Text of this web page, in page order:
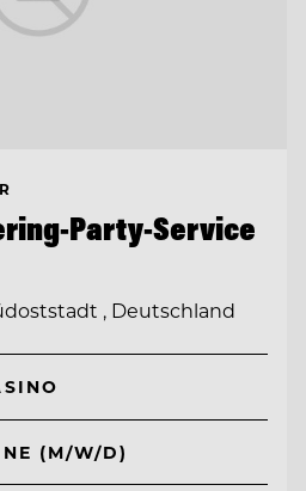
Party-Service
, Deutschland
(M/W/D)